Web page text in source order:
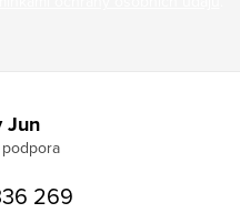
Jun
269